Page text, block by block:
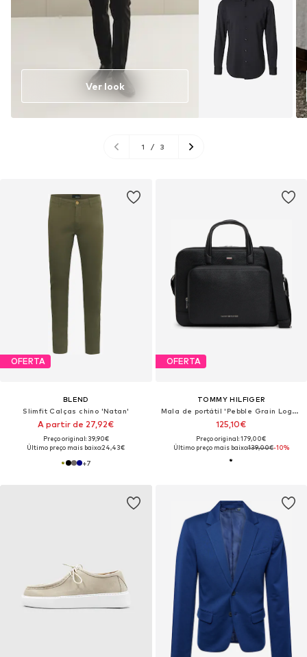
OFERTA
BLEND
Slimfit Calças chino 'Natan'
A partir de 27,92€
Preço original: 39,90€
Último preço mais baixo:24,43€
+7
OFERTA
TOMMY HILFIGER
Mala de portátil 'Pebble Grain Logo Hardware'
125,10€
Preço original: 179,00€
Último preço mais baixo:139,00€-10%
Ver look
1 / 3